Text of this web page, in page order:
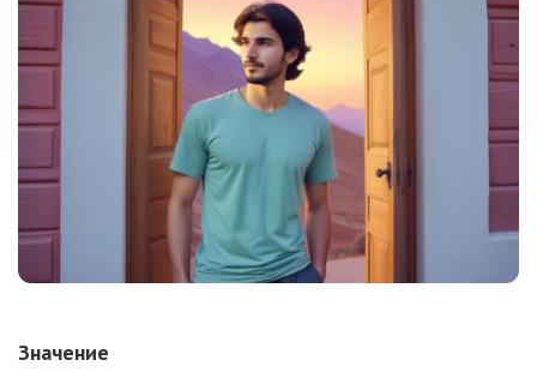
Значение